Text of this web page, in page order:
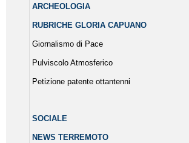
ARCHEOLOGIA
RUBRICHE GLORIA CAPUANO
Giornalismo di Pace
Pulviscolo Atmosferico
Petizione patente ottantenni
SOCIALE
NEWS TERREMOTO